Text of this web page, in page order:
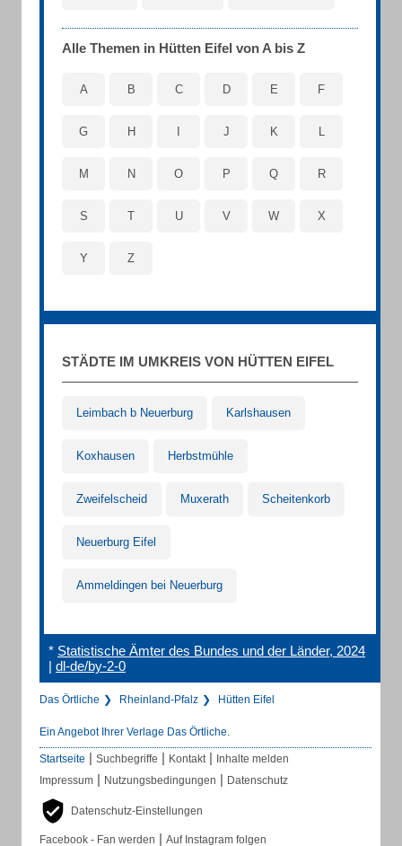
Alle Themen in Hütten Eifel von A bis Z
A B C D E F
G H J K L
M N O P Q R
S T U V W X
Y Z
STÄDTE IM UMKREIS VON HÜTTEN EIFEL
Leimbach b Neuerburg Karlshausen
Koxhausen Herbstmühle
Zweifelscheid Muxerath Scheitenkorb
Neuerburg Eifel
Ammeldingen bei Neuerburg
* Statistische Ämter des Bundes und der Länder, 2024
| dl-de/by-2-0
Das Örtliche Rheinland-Pfalz Hütten Eifel
Ein Angebot Ihrer Verlage Das Örtliche.
Startseite | Suchbegriffe | Kontakt | Inhalte melden
Impressum | Nutzungsbedingungen | Datenschutz
Datenschutz-Einstellungen
Facebook - Fan werden | Auf Instagram folgen